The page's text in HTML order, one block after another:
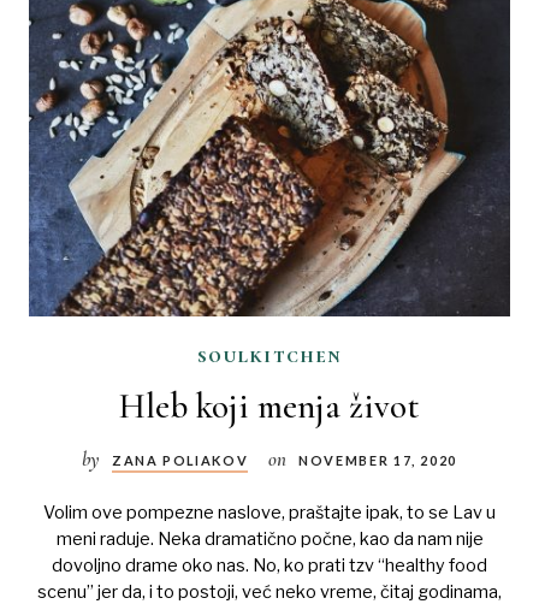
soulkitchen
Hleb koji menja život
by ZANA POLIAKOV on NOVEMBER 17, 2020
Volim ove pompezne naslove, praštajte ipak, to se Lav u
meni raduje. Neka dramatično počne, kao da nam nije
dovoljno drame oko nas. No, ko prati tzv “healthy food
scenu” jer da, i to postoji, već neko vreme, čitaj godinama,